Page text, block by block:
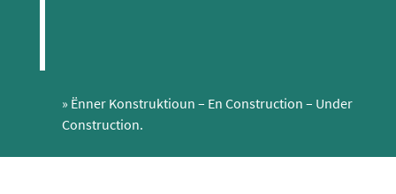
» Ënner Konstruktioun – En Construction – Under
Construction.